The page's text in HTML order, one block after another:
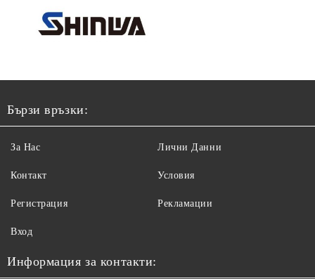
Бързи връзки:
За Нас
Контакт
Регистрация
Вход
Лични Данни
Условия
Рекламации
Информация за контакти: